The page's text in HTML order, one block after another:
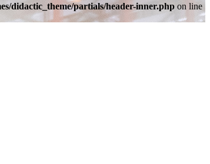
didactic_theme/partials/header-inner.php on line